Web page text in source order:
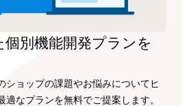
個別機能開発プランを
ショップの課題やお悩みについてヒ
適なプランを無料でご提案します。